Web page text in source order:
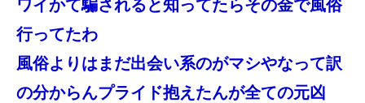
ワイかて騙されると知ってたらその金で風俗
行ってたわ
風俗よりはまだ出会い系のがマシやなって訳
の分からんプライド抱えたんが全ての元凶